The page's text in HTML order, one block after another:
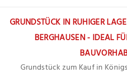
GRUNDSTÜCK IN RUHIGER
BERGHAUSEN - IDEAL
Grundstück zum Kauf in